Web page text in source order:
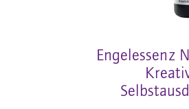
Engelessenz